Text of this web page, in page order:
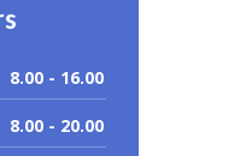
8.00 - 16.00
8.00 - 20.00